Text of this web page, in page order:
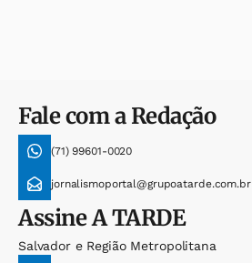
Fale com a Redação
(71) 99601-0020
jornalismoportal@grupoatarde.com.br
AssineA TARDE
Salvador e Região Metropolitana